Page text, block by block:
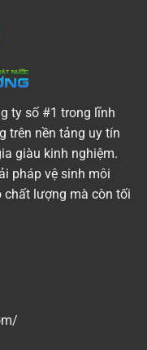
ty số #1 trong lĩnh
trên nền tảng uy tín
giàu kinh nghiệm.
pháp vệ sinh môi
lượng mà còn tối